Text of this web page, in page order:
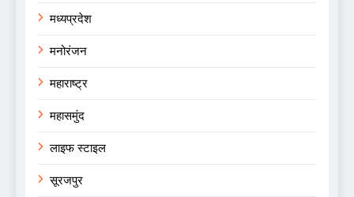
मध्यप्रदेश
मनोरंजन
महाराष्ट्र
महासमुंद
लाइफ स्टाइल
सूरजपुर